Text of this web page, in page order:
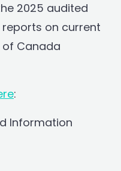
2025 audited
on current
Canada
:
Information